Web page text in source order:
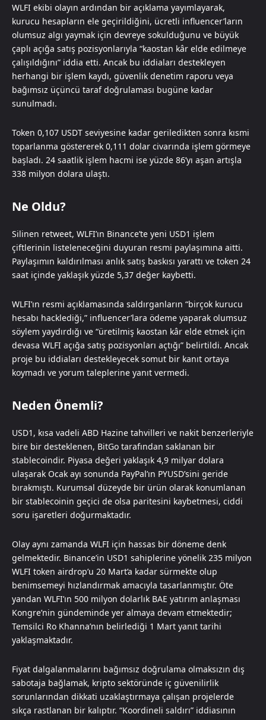
WLFI ekibi olayın ardından bir açıklama yayımlayarak,
kurucu hesapların ele geçirildiğini, ücretli influencer’ların
olumsuz algı yaymak için devreye sokulduğunu ve büyük
çaplı açığa satış pozisyonlarıyla “kaostan kâr elde edilmeye
çalışıldığını” iddia etti. Ancak bu iddiaları destekleyen
herhangi bir işlem kaydı, güvenlik denetim raporu veya
bağımsız üçüncü taraf doğrulaması bugüne kadar
sunulmadı.
Token 0,107 USDT seviyesine kadar geriledikten sonra kısmi
toparlanma göstererek 0,111 dolar civarında işlem görmeye
başladı. 24 saatlik işlem hacmi ise yüzde 86’yı aşan artışla
338 milyon dolara ulaştı.
Ne Oldu?
Silinen retweet, WLFI’ın Binance’te yeni USD1 işlem
çiftlerinin listeleneceğini duyuran resmi paylaşımına aitti.
Paylaşımın kaldırılması anlık satış baskısı yarattı ve token 24
saat içinde yaklaşık yüzde 5,37 değer kaybetti.
WLFI’ın resmi açıklamasında saldırganların “birçok kurucu
hesabı hacklediği,” influencer’lara ödeme yaparak olumsuz
söylem yaydırdığı ve “üretilmiş kaostan kâr elde etmek için
devasa WLFI açığa satış pozisyonları açtığı” belirtildi. Ancak
proje bu iddiaları destekleyecek somut bir kanıt ortaya
koymadı ve yorum taleplerine yanıt vermedi.
Neden Önemli?
USD1, kısa vadeli ABD Hazine tahvilleri ve nakit benzerleriyle
bire bir desteklenen, BitGo tarafından saklanan bir
stablecoindir. Piyasa değeri yaklaşık 4,9 milyar dolara
ulaşarak Ocak ayı sonunda PayPal’ın PYUSD’sini geride
bırakmıştı. Kurumsal düzeyde bir ürün olarak konumlanan
bir stablecoinin geçici de olsa paritesini kaybetmesi, ciddi
soru işaretleri doğurmaktadır.
Olay aynı zamanda WLFI için hassas bir döneme denk
gelmektedir. Binance’in USD1 sahiplerine yönelik 235 milyon
WLFI token airdrop’u 20 Mart’a kadar sürmekte olup
benimsemeyi hızlandırmak amacıyla tasarlanmıştır. Öte
yandan WLFI’ın 500 milyon dolarlık BAE yatırım anlaşması
Kongre’nin gündeminde yer almaya devam etmektedir;
Temsilci Ro Khanna’nın belirlediği 1 Mart yanıt tarihi
yaklaşmaktadır.
Fiyat dalgalanmalarını bağımsız doğrulama olmaksızın dış
sabotaja bağlamak, kripto sektöründe iç güvenilirlik
sorunlarından dikkati uzaklaştırmaya çalışan projelerde
sıkça rastlanan bir kalıptır. “Koordineli saldırı” iddiasının